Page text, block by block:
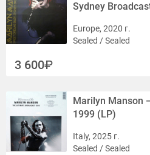
Sydney
Europe, 2020 г.
Sealed / Sealed
3 600
Marilyn Manson
1999 (LP)
Italy, 2025 г.
Sealed / Sealed